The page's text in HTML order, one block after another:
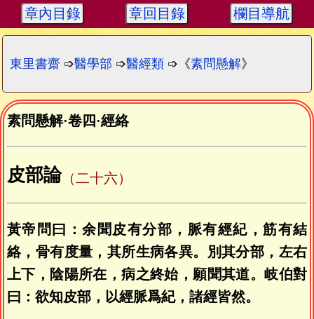
章內目錄 章回目錄 欄目導航
東里書齋 ➩醫學部 ➩醫經類 ➩《素問懸解》
素問懸解·卷四·經絡
皮部論（二十六）
黃帝問曰：余聞皮有分部，脈有經紀，筋有結
絡，骨有度量，其所生病各異。別其分部，左右
上下，陰陽所在，病之終始，願聞其道。岐伯對
曰：欲知皮部，以經脈爲紀，諸經皆然。